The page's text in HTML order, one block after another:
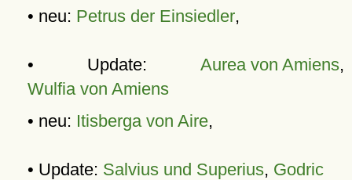
• neu: Petrus der Einsiedler,
• Update: Aurea von Amiens,
Wulfia von Amiens
• neu: Itisberga von Aire,
• Update: Salvius und Superius, Godric